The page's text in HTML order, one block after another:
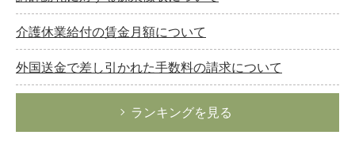
介護休業給付の賃金月額について
外国送金で差し引かれた手数料の請求について
ランキングを見る